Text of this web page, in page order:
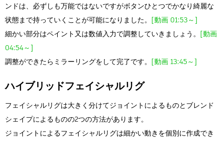
ンドは、必ずしも万能ではないですがボタンひとつでかなり綺麗な
状態まで持っていくことが可能になりました。 [動画 01:53～]
細かい部分はペイント又は数値入力で調整していきましょう。 [動画
04:54～]
調整ができたらミラーリングをして完了です。 [動画 13:45～]
ハイブリッドフェイシャルリグ
フェイシャルリグは大きく分けてジョイントによるものとブレンド
シェイプによるものの2つの方法があります。
ジョイントによるフェイシャルリグは細かい動きを個別に作成でき